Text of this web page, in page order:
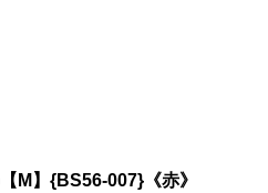
M】{BS56-007}《赤》